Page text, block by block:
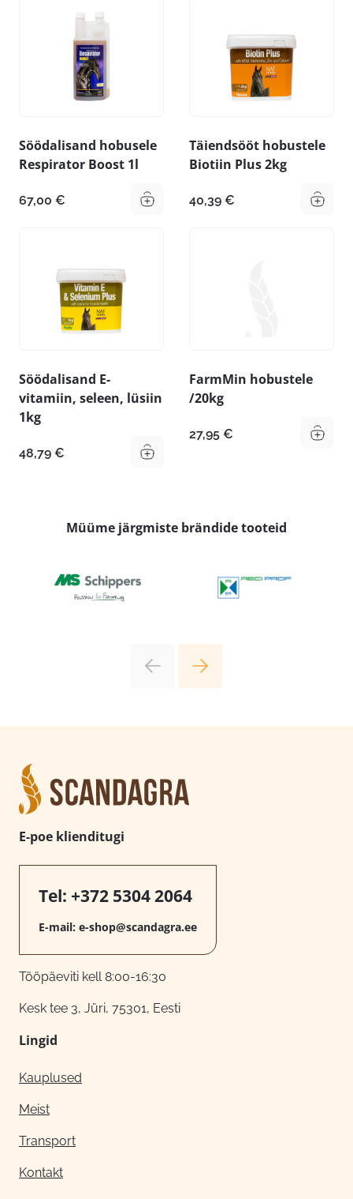
Söödalisand hobusele
Respirator Boost 1l
67,00 €
Täiendsööt hobustele
Biotiin Plus 2kg
40,39 €
Söödalisand E-
vitamiin, seleen, lüsiin
1kg
48,79 €
FarmMin hobustele
/20kg
27,95 €
Müüme järgmiste brändide tooteid
E-poe klienditugi
Tel: +372 5304 2064
E-mail: e-shop@scandagra.ee
Tööpäeviti kell 8:00-16:30
Kesk tee 3, Jüri, 75301, Eesti
Lingid
Kauplused
Meist
Transport
Kontakt